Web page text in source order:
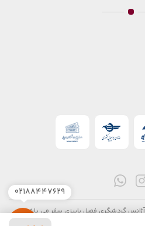
گردشگری فصل پاییزی سفر می باشد.
۰۲۱۸۸۴۴۷۶۲۹